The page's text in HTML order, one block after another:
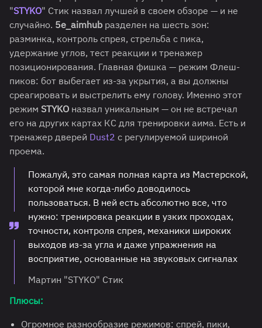
"STYKO" Стик назвал лучшей в своем обзоре — и не
случайно. 5e_aimhub разделен на шесть зон:
разминка, контроль спрея, стрельба с пика,
удержание углов, тест реакции и тренажер
позиционирования. Главная фишка — режим Флеш-
пиков: бот выбегает из-за укрытия, а вы должны
среагировать и выстрелить ему голову. Именно этот
режим STYKO назвал уникальным — он не встречал
его на других картах КС для тренировки аима. Есть и
тренажер дверей Dust2 с регулируемой шириной
проема.
Пожалуй, это самая полная карта из Мастерской,
которой мне когда-либо доводилось
пользоваться. В ней есть абсолютно все, что
нужно: тренировка реакции в узких проходах,
точности, контроля спрея, механики широких
выходов из-за угла и даже упражнения на
восприятие, основанные на звуковых сигналах
Мартин "STYKO" Стик
Плюсы:
Огромное разнообразие режимов: спрей, пики,